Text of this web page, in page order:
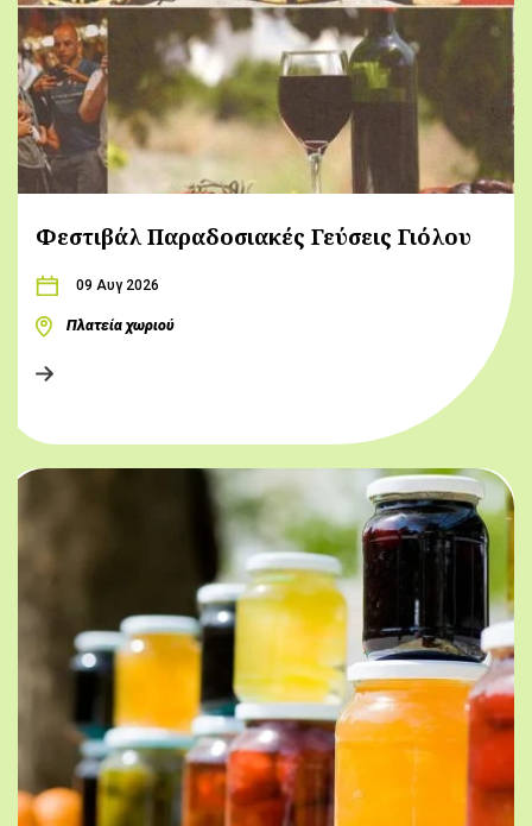
Φεστιβάλ Παραδοσιακές Γεύσεις Γιόλου
09 Αυγ 2026
Πλατεία χωριού